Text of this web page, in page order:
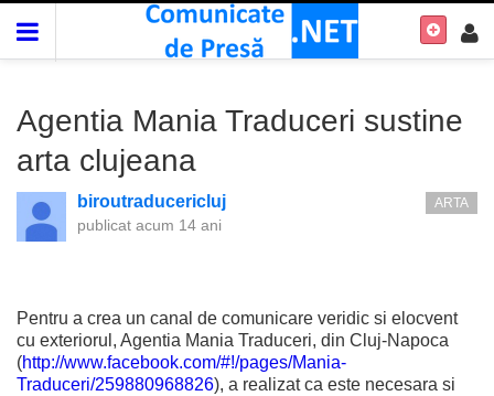
Agentia Mania Traduceri sustine
arta clujeana
biroutraducericluj
publicat acum 14 ani
ARTA
Pentru a crea un canal de comunicare veridic si elocvent
cu exteriorul, Agentia Mania Traduceri, din Cluj-Napoca
(http://www.facebook.com/#!/pages/Mania-
Traduceri/259880968826), a realizat ca este necesara si